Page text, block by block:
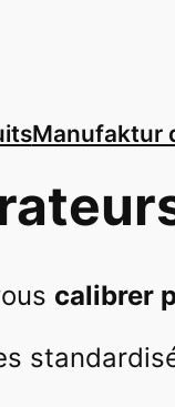
Manufaktur
calibrer